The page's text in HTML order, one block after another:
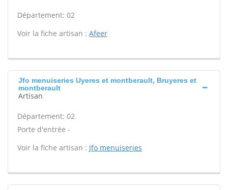
Département: 02
Voir la fiche artisan : Afeer
Jfo menuiseries Uyeres et montberault, Bruyeres et
montberault
Artisan
Département: 02
Porte d'entrée -
Voir la fiche artisan : Jfo menuiseries